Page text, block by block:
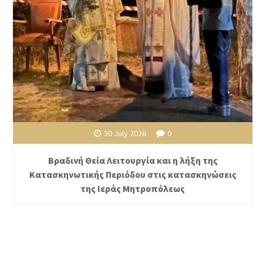
30 July 2026 0
Βραδινή Θεία Λειτουργία και η λήξη της
Κατασκηνωτικής Περιόδου στις κατασκηνώσεις
της Ιεράς Μητροπόλεως